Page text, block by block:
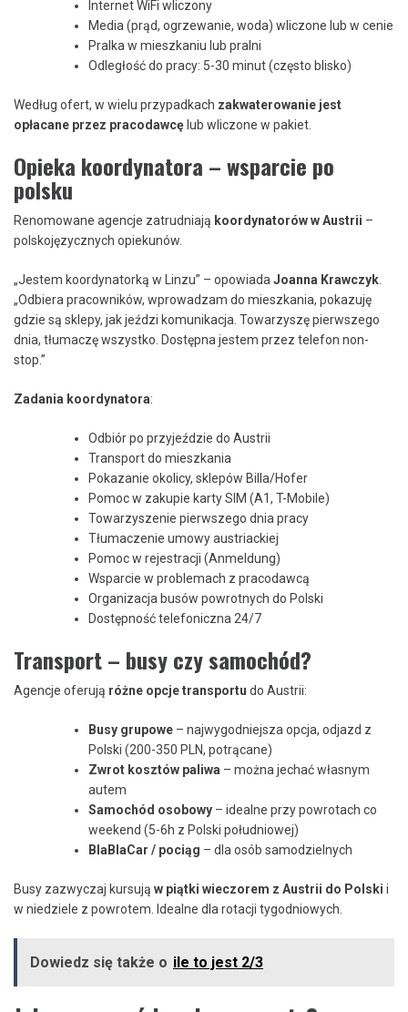
Internet WiFi wliczony
Media (prąd, ogrzewanie, woda) wliczone lub w cenie
Pralka w mieszkaniu lub pralni
Odległość do pracy: 5-30 minut (często blisko)
Według ofert, w wielu przypadkach zakwaterowanie jest
opłacane przez pracodawcę lub wliczone w pakiet.
Opieka koordynatora – wsparcie po
polsku
Renomowane agencje zatrudniają koordynatorów w Austrii –
polskojęzycznych opiekunów.
„Jestem koordynatorką w Linzu” – opowiadaJoanna Krawczyk.
„Odbiera pracowników, wprowadzam do mieszkania, pokazuję
gdzie są sklepy, jak jeździ komunikacja. Towarzyszę pierwszego
dnia, tłumaczę wszystko. Dostępna jestem przez telefon non-
stop.”
Zadania koordynatora:
Odbiór po przyjeździe do Austrii
Transport do mieszkania
Pokazanie okolicy, sklepów Billa/Hofer
Pomoc w zakupie karty SIM (A1, T-Mobile)
Towarzyszenie pierwszego dnia pracy
Tłumaczenie umowy austriackiej
Pomoc w rejestracji (Anmeldung)
Wsparcie w problemach z pracodawcą
Organizacja busów powrotnych do Polski
Dostępność telefoniczna 24/7
Transport – busy czy samochód?
Agencje oferują różne opcje transportu do Austrii:
Busy grupowe – najwygodniejsza opcja, odjazd z
Polski (200-350 PLN, potrącane)
Zwrot kosztów paliwa – można jechać własnym
autem
Samochód osobowy – idealne przy powrotach co
weekend (5-6h z Polski południowej)
BlaBlaCar / pociąg – dla osób samodzielnych
Busy zazwyczaj kursują w piątki wieczorem z Austrii do Polski i
w niedziele z powrotem. Idealne dla rotacji tygodniowych.
Dowiedz się także o ile to jest 2/3